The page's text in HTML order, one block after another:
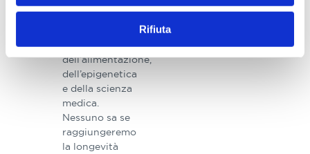
Rifiuta
esponenzialmente
progressi
dell’alimentazione,
dell’epigenetica
e della scienza
medica.
Nessuno sa se
raggiungeremo
la longevità